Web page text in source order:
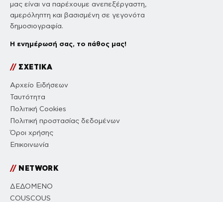
μας είναι να παρέχουμε ανεπεξέργαστη,
αμερόληπτη και βασισμένη σε γεγονότα
δημοσιογραφία.
Η ενημέρωσή σας, το πάθος μας!
//ΣΧΕΤΙΚΑ
Αρχείο Ειδήσεων
Ταυτότητα
Πολιτική Cookies
Πολιτική προστασίας δεδομένων
Όροι χρήσης
Επικοινωνία
//NETWORK
ΔΕΔΟΜΕΝΟ
COUSCOUS